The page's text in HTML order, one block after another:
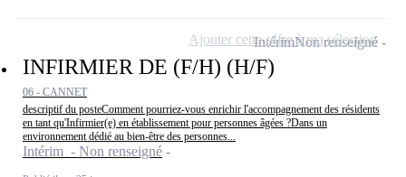
INFIRMIER DE (F/H) (H/F)
06 - CANNET
descriptif du posteComment pourriez-vous enrichir l'accompagnement des résidents
en tant qu'Infirmier(e) en établissement pour personnes âgées ?Dans un
environnement dédié au bien-être des personnes...
Intérim - Non renseigné
IntérimNon renseigné
Ajouter cette offre à ma sélection